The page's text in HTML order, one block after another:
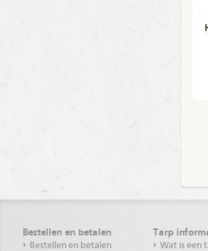
Bestellen en betalen
Bestellen en betalen
Tarp
Wat is een